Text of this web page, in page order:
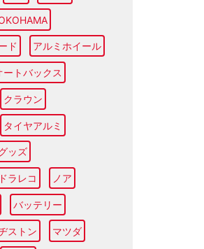
ド アルミホイール
ートバックス
クラウン
タイヤアルミ
ッズ
ドラレコ ノア
バッテリー
ストン マツダ